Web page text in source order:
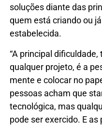
soluções diante das
quem está criando ou
estabelecida.
“A principal
qualquer projeto, é a
mente e colocar no
pessoas acham que
tecnológica, mas
pode ser exercido. E